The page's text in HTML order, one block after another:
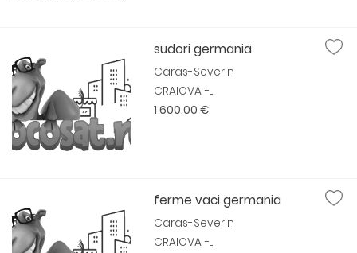
sudori germania
Caras-Severin
CRAIOVA -...
1 600,00 €
ferme vaci germania
Caras-Severin
CRAIOVA -...